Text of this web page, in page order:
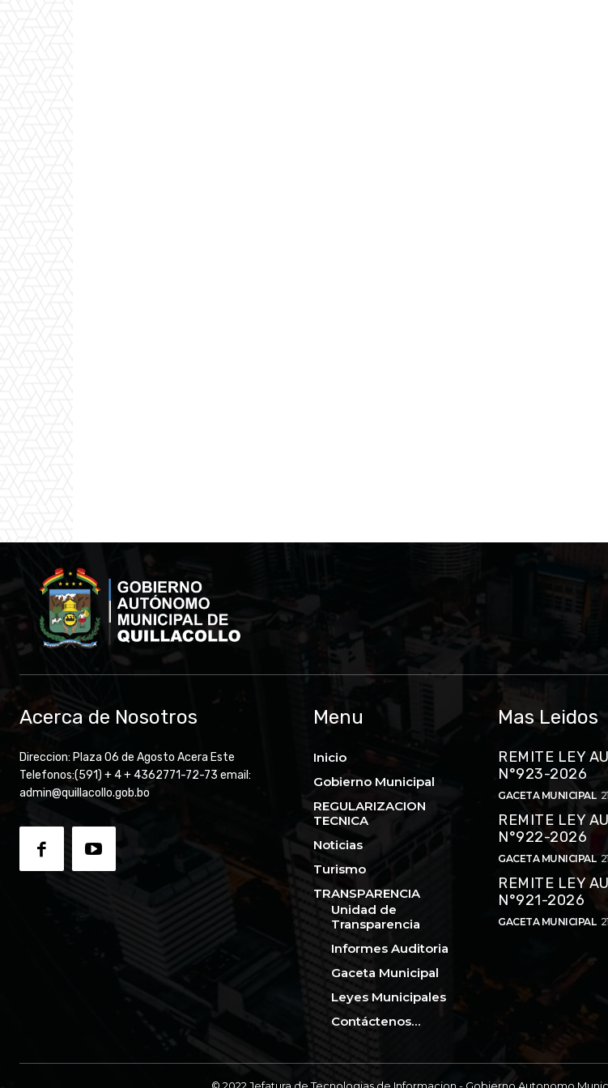
Acerca de Nosotros
Direccion: Plaza 06 de Agosto Acera Este
Telefonos:(591) + 4 + 4362771-72-73 email:
admin@quillacollo.gob.bo
Menu
Inicio
Gobierno Municipal
REGULARIZACION
TECNICA
Noticias
Turismo
TRANSPARENCIA
Unidad de
Transparencia
Informes Auditoria
Gaceta Municipal
Leyes Municipales
Contáctenos…
Mas Leidos
REMITE LEY
N°923-2026
GACETA MUNICIPAL
REMITE LEY
N°922-2026
GACETA MUNICIPAL
REMITE LEY
N°921-2026
GACETA MUNICIPAL